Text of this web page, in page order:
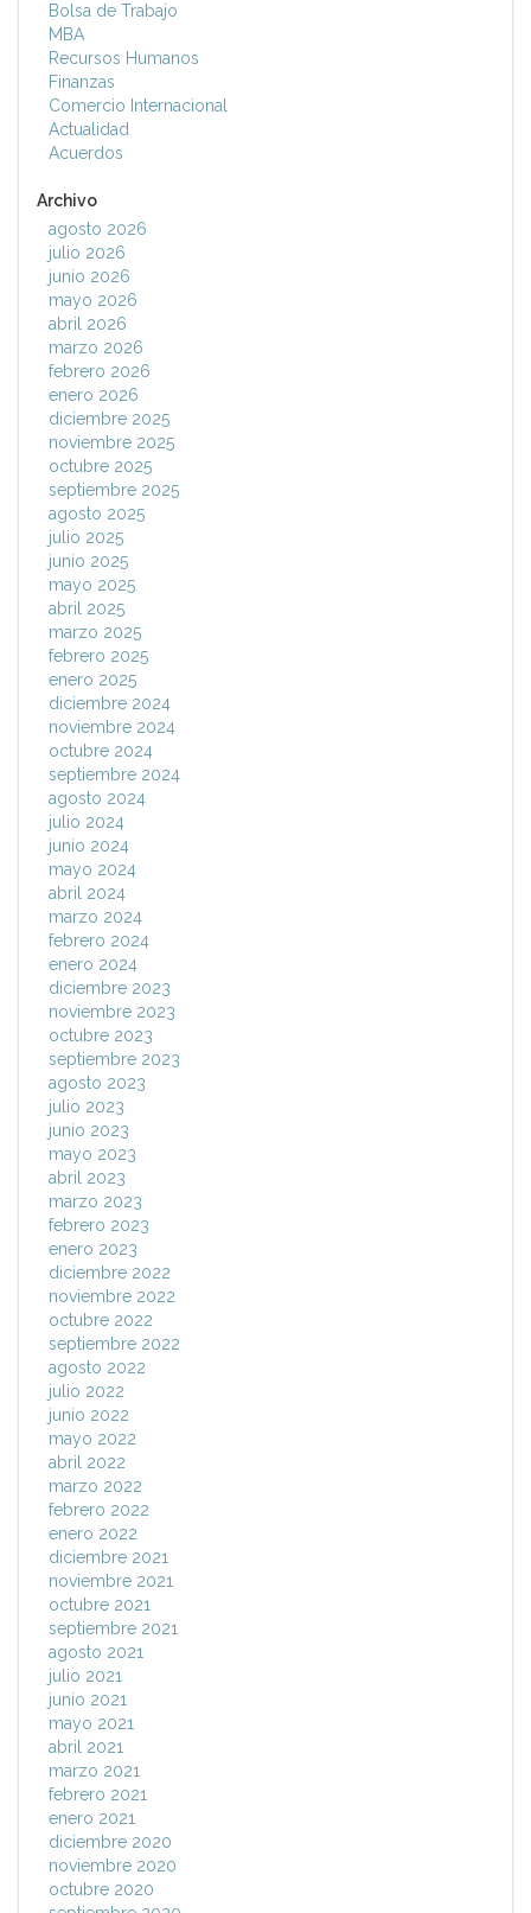
Bolsa de Trabajo
MBA
Recursos Humanos
Finanzas
Comercio Internacional
Actualidad
Acuerdos
Archivo
agosto 2026
julio 2026
junio 2026
mayo 2026
abril 2026
marzo 2026
febrero 2026
enero 2026
diciembre 2025
noviembre 2025
octubre 2025
septiembre 2025
agosto 2025
julio 2025
junio 2025
mayo 2025
abril 2025
marzo 2025
febrero 2025
enero 2025
diciembre 2024
noviembre 2024
octubre 2024
septiembre 2024
agosto 2024
julio 2024
junio 2024
mayo 2024
abril 2024
marzo 2024
febrero 2024
enero 2024
diciembre 2023
noviembre 2023
octubre 2023
septiembre 2023
agosto 2023
julio 2023
junio 2023
mayo 2023
abril 2023
marzo 2023
febrero 2023
enero 2023
diciembre 2022
noviembre 2022
octubre 2022
septiembre 2022
agosto 2022
julio 2022
junio 2022
mayo 2022
abril 2022
marzo 2022
febrero 2022
enero 2022
diciembre 2021
noviembre 2021
octubre 2021
septiembre 2021
agosto 2021
julio 2021
junio 2021
mayo 2021
abril 2021
marzo 2021
febrero 2021
enero 2021
diciembre 2020
noviembre 2020
octubre 2020